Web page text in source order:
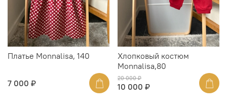
Платье Monnalisa, 140
7 000 ₽
Хлопковый костюм
Monnalisa,80
20 000 ₽
10 000 ₽